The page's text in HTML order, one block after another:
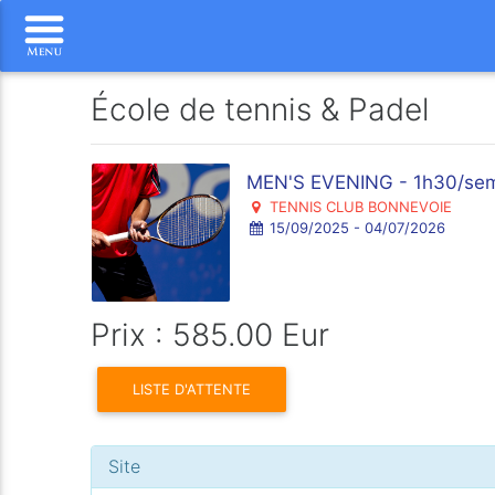
École de tennis & Padel
MEN'S EVENING - 1h30/
TENNIS CLUB BONNEVOIE
15/09/2025 - 04/07/2026
Prix : 585.00 Eur
LISTE D'ATTENTE
Site